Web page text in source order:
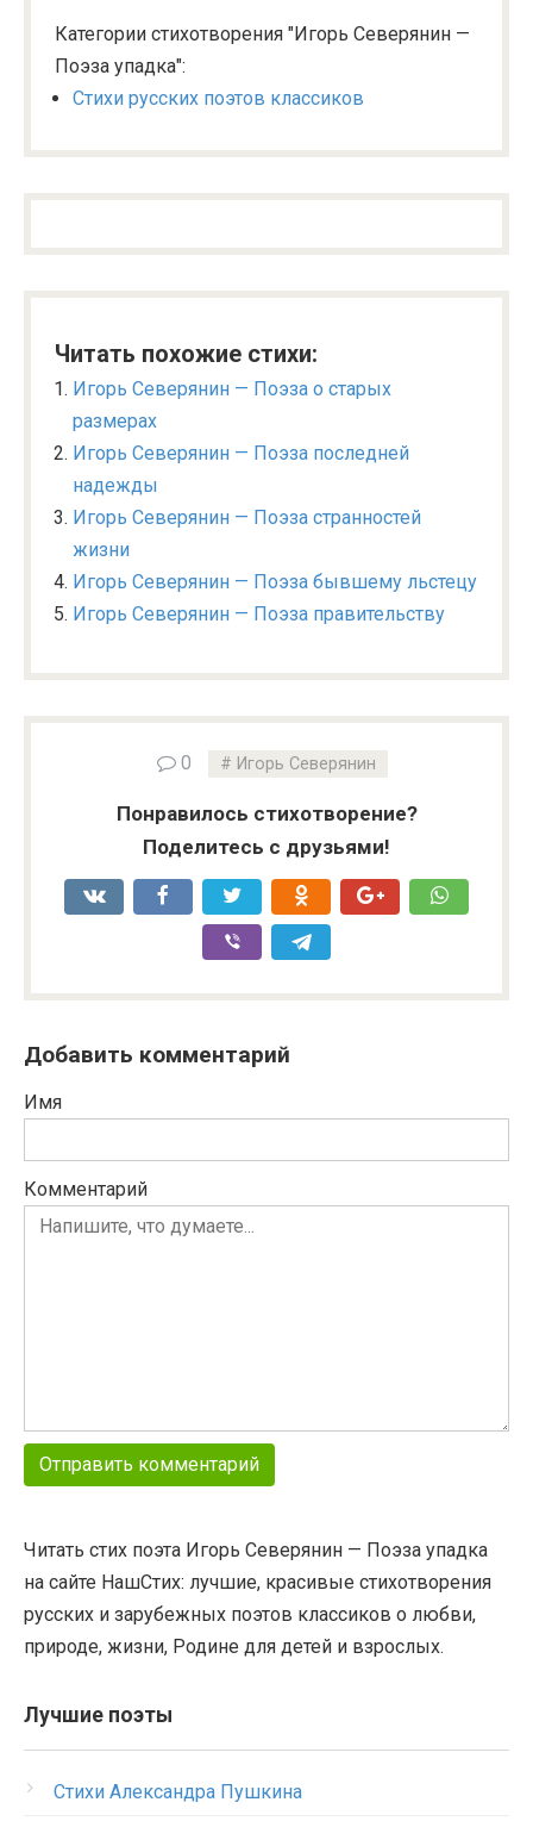
Категории стихотворения "Игорь Северянин —
Поэза упадка":
Стихи русских поэтов классиков
Читать похожие стихи:
Игорь Северянин — Поэза о старых
размерах
Игорь Северянин — Поэза последней
надежды
Игорь Северянин — Поэза странностей
жизни
Игорь Северянин — Поэза бывшему льстецу
Игорь Северянин — Поэза правительству
0 Игорь Северянин
Понравилось стихотворение?
Поделитесь с друзьями!
Добавить комментарий
Имя
Комментарий
Читать стих поэта Игорь Северянин — Поэза упадка
на сайте НашСтих: лучшие, красивые стихотворения
русских и зарубежных поэтов классиков о любви,
природе, жизни, Родине для детей и взрослых.
Лучшие поэты
Стихи Александра Пушкина